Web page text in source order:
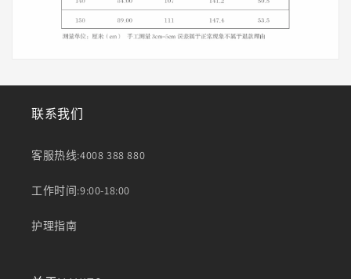
联系我们
客服热线:4008 388 880
工作时间:9:00-18:00
护理指南